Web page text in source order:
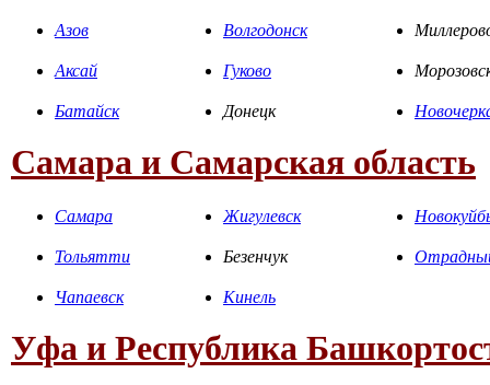
Азов Волгодонск
Аксай Гуково
Батайск Донецк
Самара и Самарская область
Самара Жигулевск
Тольятти Безенчук
Чапаевск Кинель
Уфа и Республика